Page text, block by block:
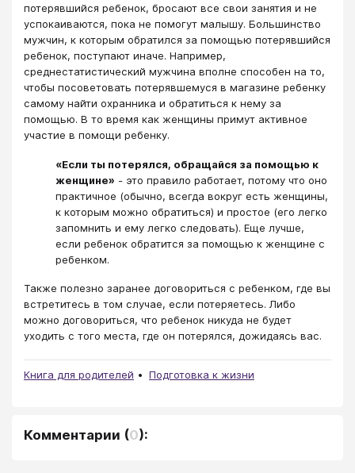
потерявшийся ребенок, бросают все свои занятия и не
успокаиваются, пока не помогут малышу. Большинство
мужчин, к которым обратился за помощью потерявшийся
ребенок, поступают иначе. Например,
среднестатистический мужчина вполне способен на то,
чтобы посоветовать потерявшемуся в магазине ребенку
самому найти охранника и обратиться к нему за
помощью. В то время как женщины примут активное
участие в помощи ребенку.
«Если ты потерялся, обращайся за помощью к
женщине» - это правило работает, потому что оно
практичное (обычно, всегда вокруг есть женщины,
к которым можно обратиться) и простое (его легко
запомнить и ему легко следовать). Еще лучше,
если ребенок обратится за помощью к женщине с
ребенком.
Также полезно заранее договориться с ребенком, где вы
встретитесь в том случае, если потеряетесь. Либо
можно договориться, что ребенок никуда не будет
уходить с того места, где он потерялся, дожидаясь вас.
Книга для родителей Подготовка к жизни
Комментарии (0):